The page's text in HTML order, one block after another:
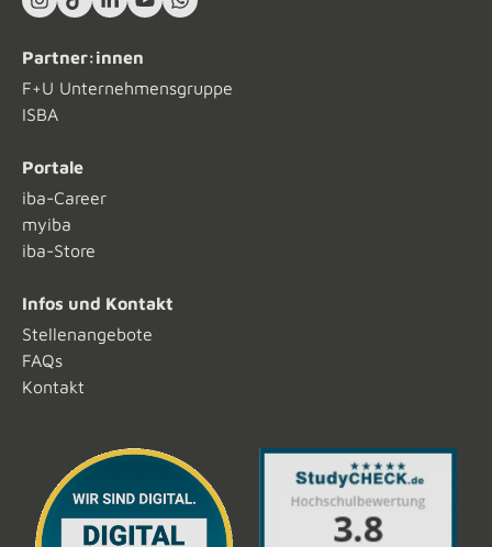
Instagram
TikTokLinkedIn In
YouTubeWhat's App
Partner:innen
F+U Unternehmensgruppe
ISBA
Portale
iba-Career
myiba
iba-Store
Infos und Kontakt
Stellenangebote
FAQs
Kontakt